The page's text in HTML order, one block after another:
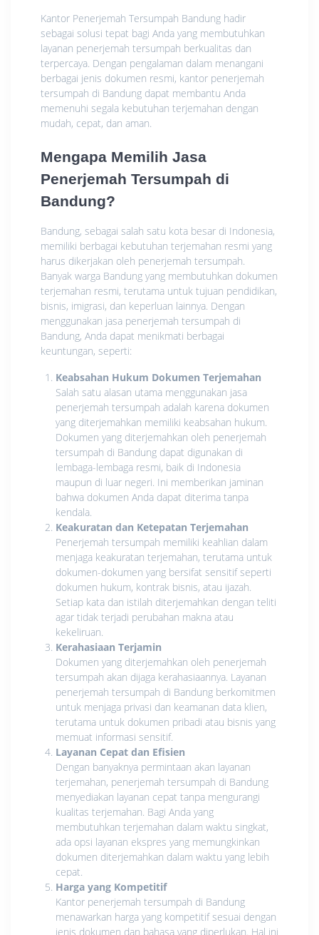
Kantor Penerjemah Tersumpah Bandung hadir
sebagai solusi tepat bagi Anda yang membutuhkan
layanan penerjemah tersumpah berkualitas dan
terpercaya. Dengan pengalaman dalam menangani
berbagai jenis dokumen resmi, kantor penerjemah
tersumpah di Bandung dapat membantu Anda
memenuhi segala kebutuhan terjemahan dengan
mudah, cepat, dan aman.
Mengapa Memilih Jasa
Penerjemah Tersumpah di
Bandung?
Bandung, sebagai salah satu kota besar di Indonesia,
memiliki berbagai kebutuhan terjemahan resmi yang
harus dikerjakan oleh penerjemah tersumpah.
Banyak warga Bandung yang membutuhkan dokumen
terjemahan resmi, terutama untuk tujuan pendidikan,
bisnis, imigrasi, dan keperluan lainnya. Dengan
menggunakan jasa penerjemah tersumpah di
Bandung, Anda dapat menikmati berbagai
keuntungan, seperti:
Keabsahan Hukum Dokumen Terjemahan
Salah satu alasan utama menggunakan jasa
penerjemah tersumpah adalah karena dokumen
yang diterjemahkan memiliki keabsahan hukum.
Dokumen yang diterjemahkan oleh penerjemah
tersumpah di Bandung dapat digunakan di
lembaga-lembaga resmi, baik di Indonesia
maupun di luar negeri. Ini memberikan jaminan
bahwa dokumen Anda dapat diterima tanpa
kendala.
Keakuratan dan Ketepatan Terjemahan
Penerjemah tersumpah memiliki keahlian dalam
menjaga keakuratan terjemahan, terutama untuk
dokumen-dokumen yang bersifat sensitif seperti
dokumen hukum, kontrak bisnis, atau ijazah.
Setiap kata dan istilah diterjemahkan dengan teliti
agar tidak terjadi perubahan makna atau
kekeliruan.
Kerahasiaan Terjamin
Dokumen yang diterjemahkan oleh penerjemah
tersumpah akan dijaga kerahasiaannya. Layanan
penerjemah tersumpah di Bandung berkomitmen
untuk menjaga privasi dan keamanan data klien,
terutama untuk dokumen pribadi atau bisnis yang
memuat informasi sensitif.
Layanan Cepat dan Efisien
Dengan banyaknya permintaan akan layanan
terjemahan, penerjemah tersumpah di Bandung
menyediakan layanan cepat tanpa mengurangi
kualitas terjemahan. Bagi Anda yang
membutuhkan terjemahan dalam waktu singkat,
ada opsi layanan ekspres yang memungkinkan
dokumen diterjemahkan dalam waktu yang lebih
cepat.
Harga yang Kompetitif
Kantor penerjemah tersumpah di Bandung
menawarkan harga yang kompetitif sesuai dengan
jenis dokumen dan bahasa yang diperlukan. Hal ini